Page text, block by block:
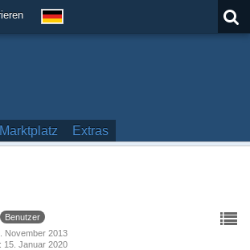
Marktplatz Extras
Benutzer
November 2013
15. Januar 2020